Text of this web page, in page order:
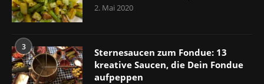
2. Mai 2020
3
Sternesaucen zum Fondue: 13
kreative Saucen, die Dein Fondue
aufpeppen